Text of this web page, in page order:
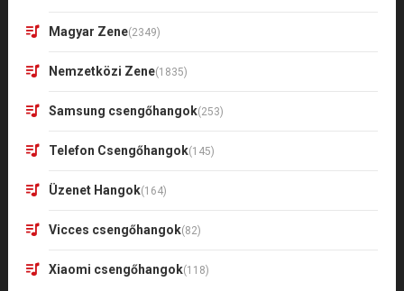
Magyar Zene(2349)
Nemzetközi Zene(1835)
Samsung csengőhangok(253)
Telefon Csengőhangok(145)
Üzenet Hangok(164)
Vicces csengőhangok(82)
Xiaomi csengőhangok(118)